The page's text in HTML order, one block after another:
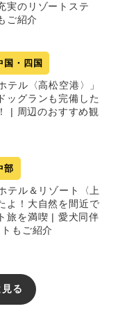
実のリゾートステ
ご紹介
国・四国
テル〈高松空港〉」
ッグランも完備した
| 周辺のおすすめ観
部
テル＆リゾート〈上
よ！大自然を間近で
旅を満喫 | 愛犬同伴
もご紹介
る